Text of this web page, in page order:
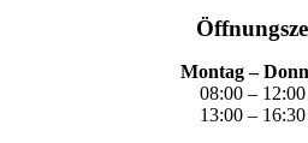
Montag –
08:00 –
13:00 –